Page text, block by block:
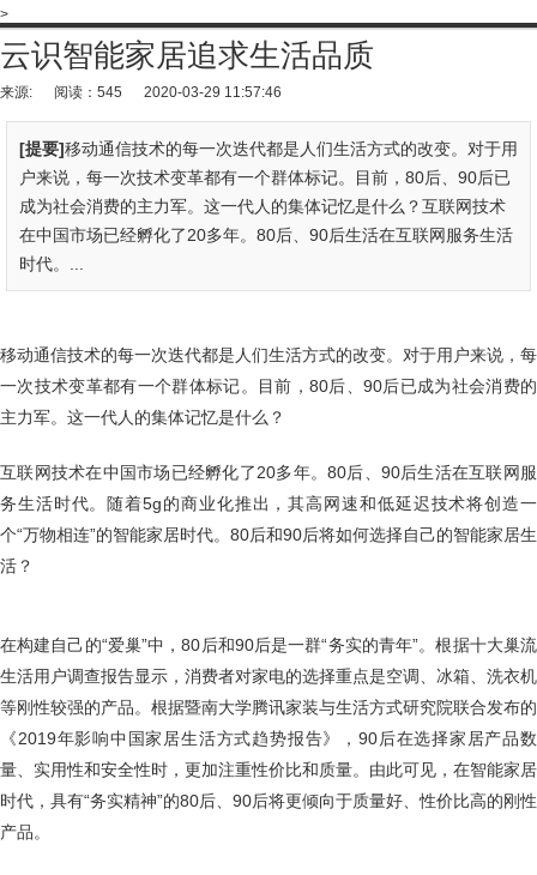
>
云识智能家居追求生活品质
来源: 阅读：545 2020-03-29 11:57:46
[提要]移动通信技术的每一次迭代都是人们生活方式的改变。对于用
户来说，每一次技术变革都有一个群体标记。目前，80后、90后已
成为社会消费的主力军。这一代人的集体记忆是什么？互联网技术
在中国市场已经孵化了20多年。80后、90后生活在互联网服务生活
时代。...
移动通信技术的每一次迭代都是人们生活方式的改变。对于用户来说，每
一次技术变革都有一个群体标记。目前，80后、90后已成为社会消费的
主力军。这一代人的集体记忆是什么？
互联网技术在中国市场已经孵化了20多年。80后、90后生活在互联网服
务生活时代。随着5g的商业化推出，其高网速和低延迟技术将创造一
个“万物相连”的智能家居时代。80后和90后将如何选择自己的智能家居生
活？
在构建自己的“爱巢”中，80后和90后是一群“务实的青年”。根据十大巢流
生活用户调查报告显示，消费者对家电的选择重点是空调、冰箱、洗衣机
等刚性较强的产品。根据暨南大学腾讯家装与生活方式研究院联合发布的
《2019年影响中国家居生活方式趋势报告》，90后在选择家居产品数
量、实用性和安全性时，更加注重性价比和质量。由此可见，在智能家居
时代，具有“务实精神”的80后、90后将更倾向于质量好、性价比高的刚性
产品。